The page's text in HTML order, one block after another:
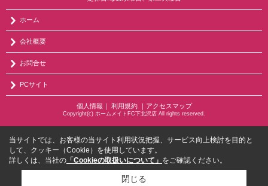
ホーム
会社概要
お問合せ
PCサイト
個人情報 ｜ 利用規約｜ アクセスマップ
Copyright(c) ホームメイトFC下北沢店 All rights reserved.
当サイトでは、お客様の当サイト利用状況把握、サービス向上検討を目的と
して、クッキー（Cookie）を使用しています。
詳しくは、当社の 「Cookieの取扱いについて」 をご確認ください。
閉じる